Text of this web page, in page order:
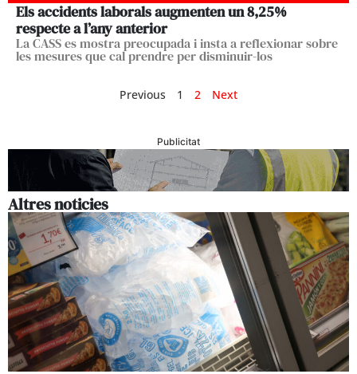
Els accidents laborals augmenten un 8,25%
respecte a l’any anterior
La CASS es mostra preocupada i insta a reflexionar sobre
les mesures que cal prendre per disminuir-los
Previous 1 2 Next
Publicitat
Altres noticies